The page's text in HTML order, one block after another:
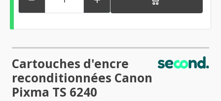
Cartouches d'encre
reconditionnées Canon
Pixma TS 6240